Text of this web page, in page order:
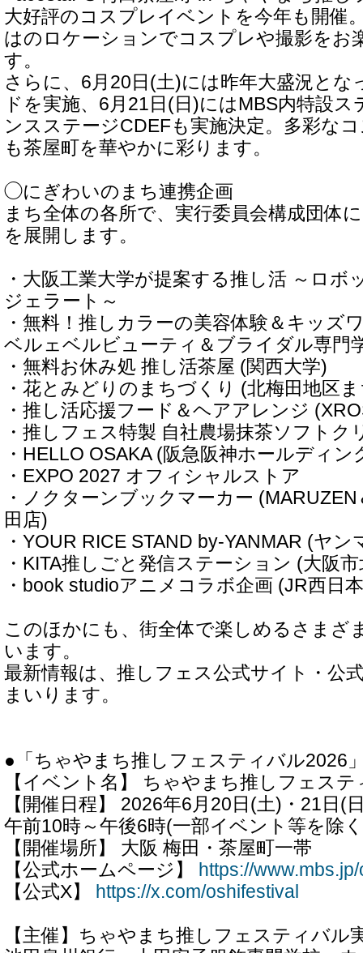
大好評のコスプレイベントを今年も開催
はのロケーションでコスプレや撮影をお
す。
さらに、6月20日(土)には昨年大盛況と
ドを実施、6月21日(日)にはMBS内特設
ンスステージCDEFも実施決定。多彩な
も茶屋町を華やかに彩ります。
◯にぎわいのまち連携企画
まち全体の各所で、実行委員会構成団体
を展開します。
・大阪工業大学が提案する推し活 ～ロボ
ジェラート～
・無料！推しカラーの美容体験＆キッズ
ベルェベルビューティ＆ブライダル専門
・無料お休み処 推し活茶屋 (関西大学)
・花とみどりのまちづくり (北梅田地区
・推し活応援フード＆ヘアアレンジ
・推しフェス特製 自社農場抹茶ソフトク
・HELLO OSAKA (阪急阪神ホールディン
・EXPO 2027 オフィシャルストア
・ノクターンブックマーカー
田店)
・YOUR RICE STAND by-YANMAR (ヤン
・KITA推しごと発信ステーション (大阪
・book studioアニメコラボ企画 (JR西日
このほかにも、街全体で楽しめるさまざ
います。
最新情報は、推しフェス公式サイト・公
まいります。
●「ちゃやまち推しフェスティバル2026
【イベント名】 ちゃやまち推しフェス
【開催日程】 2026年6月20日(土)・21日(
午前10時～午後6時(一部イベント等を除
【開催場所】 大阪 梅田・茶屋町一帯
【公式ホームページ】
https://
【公式X】
https://x.com/oshifestival
【主催】ちゃやまち推しフェスティバル